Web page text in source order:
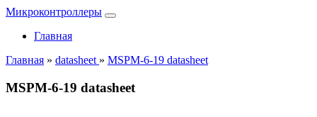
Микроконтроллеры
Главная
Главная » datasheet » MSPM-6-19 datasheet
MSPM-6-19 datasheet